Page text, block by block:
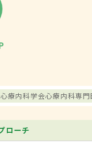
療内科学会心療内科専門
ローチ